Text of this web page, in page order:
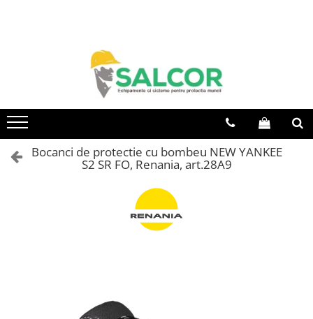
Articole unica folosinta
CamasiBocanci de protectie cu bombeu NEW YANKEE
S2 SR FO, Renania, art.28A9